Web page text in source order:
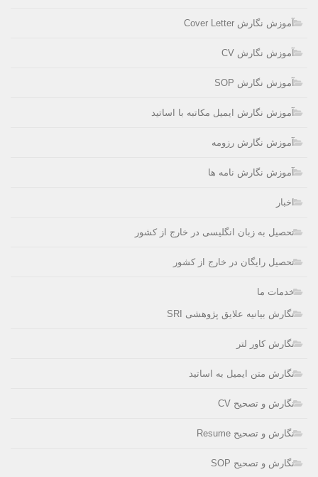
آموزش نگارش Cover Letter
آموزش نگارش CV
آموزش نگارش SOP
آموزش نگارش ایمیل مکاتبه با اساتید
آموزش نگارش رزومه
آموزش نگارش نامه ها
اخبار
تحصیل به زبان انگلیسی در خارج از کشور
تحصیل رایگان در خارج از کشور
خدمات ما
نگارش بیانیه علایق پژوهشی SRI
نگارش کاور لتر
نگارش متن ایمیل به اساتید
نگارش و تصحیح CV
نگارش و تصحیح Resume
نگارش و تصحیح SOP